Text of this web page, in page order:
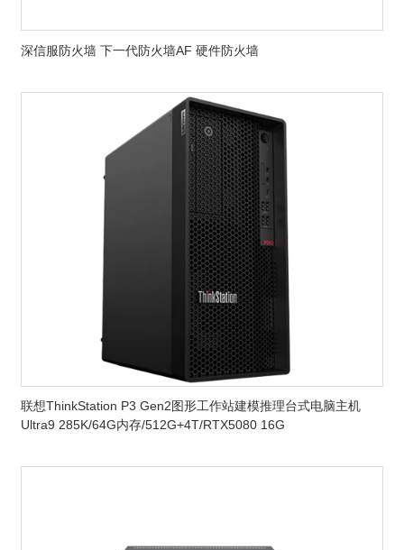
深信服防火墙 下一代防火墙AF 硬件防火墙
联想ThinkStation P3 Gen2图形工作站建模推理台式电脑主机
Ultra9 285K/64G内存/512G+4T/RTX5080 16G